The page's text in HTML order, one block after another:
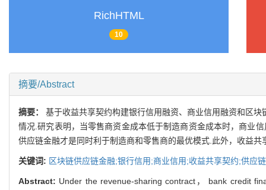
RichHTML
10
摘要/Abstract
摘要： 基于收益共享契约构建银行信用融资、商业信用融资和区
情况.研究表明，当零售商资金成本低于制造商资金成本时，商业
供应链金融才是同时利于制造商和零售商的最优模式.此外，收益
关键词: 区块链供应链金融;银行信用;商业信用;收益共享契约;供应
Abstract: Under the revenue-sharing contract， bank credit